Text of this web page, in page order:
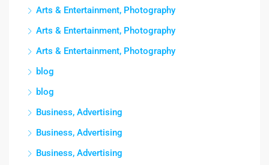
Arts & Entertainment, Photography
Arts & Entertainment, Photography
Arts & Entertainment, Photography
blog
blog
Business, Advertising
Business, Advertising
Business, Advertising